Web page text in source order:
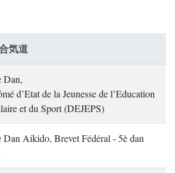
気道
Dan,
d’Etat de la Jeunesse de l’Education
et du Sport (DEJEPS)
Dan Aikido, Brevet Fédéral - 5è dan